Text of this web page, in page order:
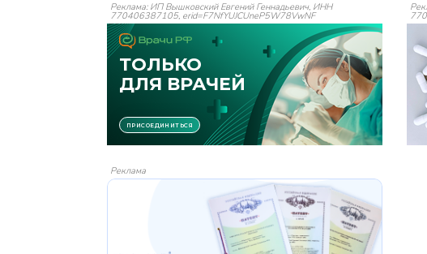
Реклама: ИП Вышковский Евгений Геннадьевич, ИНН
770406387105, erid=F7NfYUJCUneP5W78VwNF
Реклама